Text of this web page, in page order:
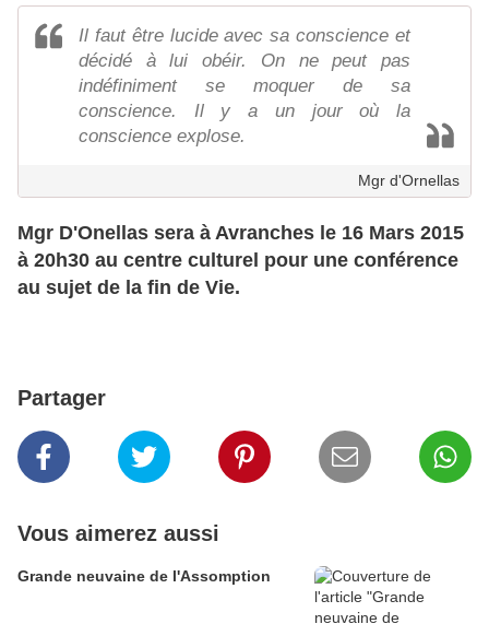
Il faut être lucide avec sa conscience et
décidé à lui obéir. On ne peut pas
indéfiniment se moquer de sa
conscience. Il y a un jour où la
conscience explose.
Mgr d'Ornellas
Mgr D'Onellas sera à Avranches le 16 Mars 2015
à 20h30 au centre culturel pour une conférence
au sujet de la fin de Vie.
Partager
Vous aimerez aussi
Grande neuvaine de l'Assomption